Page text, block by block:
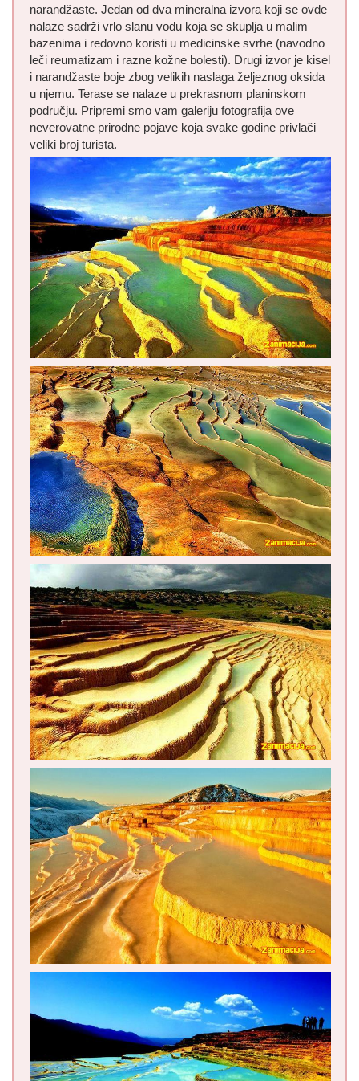
narandžaste. Jedan od dva mineralna izvora koji se ovde
nalaze sadrži vrlo slanu vodu koja se skuplja u malim
bazenima i redovno koristi u medicinske svrhe (navodno
leči reumatizam i razne kožne bolesti). Drugi izvor je kisel
i narandžaste boje zbog velikih naslaga željeznog oksida
u njemu. Terase se nalaze u prekrasnom planinskom
području. Pripremi smo vam galeriju fotografija ove
neverovatne prirodne pojave koja svake godine privlači
veliki broj turista.